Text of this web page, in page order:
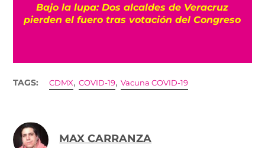
Bajo la lupa: Dos alcaldes de Veracruz
pierden el fuero tras votación del Congreso
TAGS: CDMX,COVID-19,Vacuna COVID-19
MAX CARRANZA